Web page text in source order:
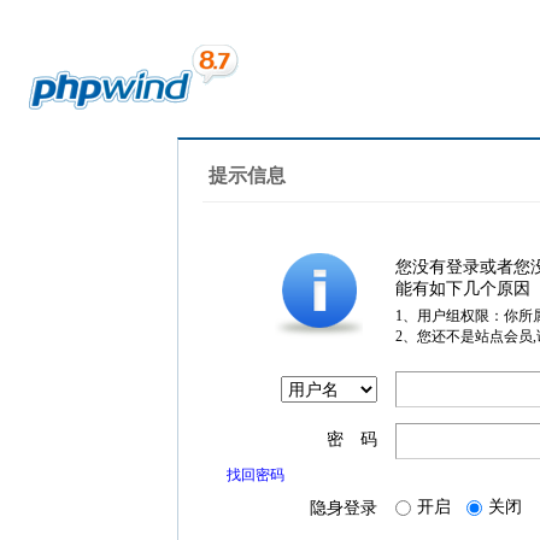
提示信息
您没有登录或者您
能有如下几个原因
1、用户组权限：你所
2、您还不是站点会员
密 码
找回密码
隐身登录 开启 关闭